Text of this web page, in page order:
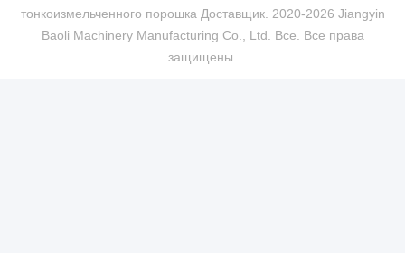
тонкоизмельченного порошка Доставщик. 2020-2026 Jiangyin
Baoli Machinery Manufacturing Co., Ltd. Все. Все права
защищены.